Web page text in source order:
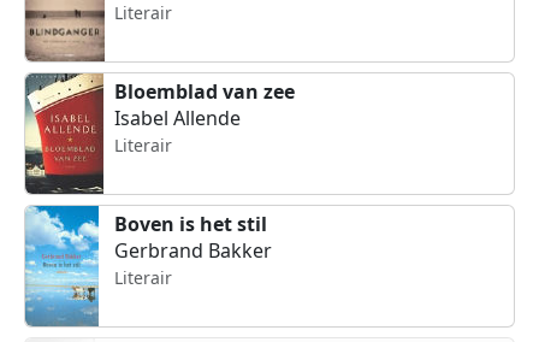
Literair
Bloemblad van zee
Isabel Allende
Literair
Boven is het stil
Gerbrand Bakker
Literair